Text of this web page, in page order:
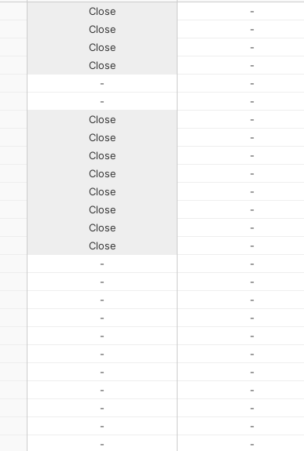
Close -
Close -
Close -
Close -
- -
- -
Close -
Close -
Close -
Close -
Close -
Close -
Close -
Close -
- -
- -
- -
- -
- -
- -
- -
- -
- -
- -
- -